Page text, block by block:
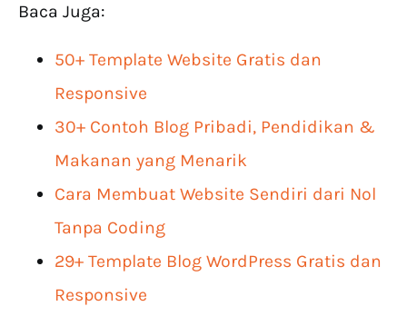
Baca Juga:
50+ Template Website Gratis dan
Responsive
30+ Contoh Blog Pribadi, Pendidikan &
Makanan yang Menarik
Cara Membuat Website Sendiri dari Nol
Tanpa Coding
29+ Template Blog WordPress Gratis dan
Responsive